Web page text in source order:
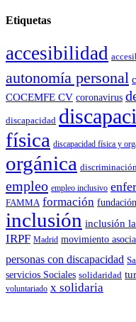
Etiquetas
accesibilidad
autonomía personal
COCEMFE CV coronavirus
discapacidad
física discapacidad física y
orgánica discriminación
empleo empleo inclusivo
FAMMA formación
inclusión inclusión
IRPF Madrid movimiento
personas con discapacidad
servicios Sociales solidaridad
voluntariado x solidaria